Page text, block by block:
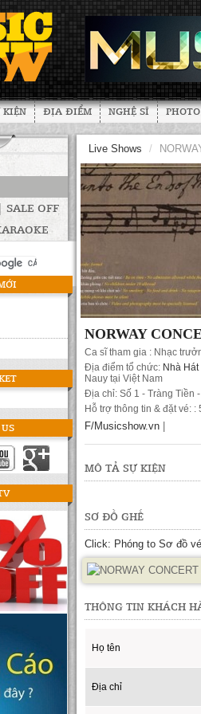
KIỆN ĐỊA ĐIỂM NGHỆ SĨ PHOTO
OFF
Live Shows /
NORWAY
Ca sĩ tham gia : Nhạc
Địa điểm tổ chức: Nhà
Nauy tại Việt Nam
Địa chỉ: Số 1 - Tràng Tiền
Hỗ trợ thông tin & đặt vé: :
F/Musicshow.vn
MÔ TẢ SỰ KIỆN
SƠ ĐỒ GHẾ
Click: Phóng to Sơ đồ
THÔNG TIN KHÁCH
Họ tên
Địa chỉ